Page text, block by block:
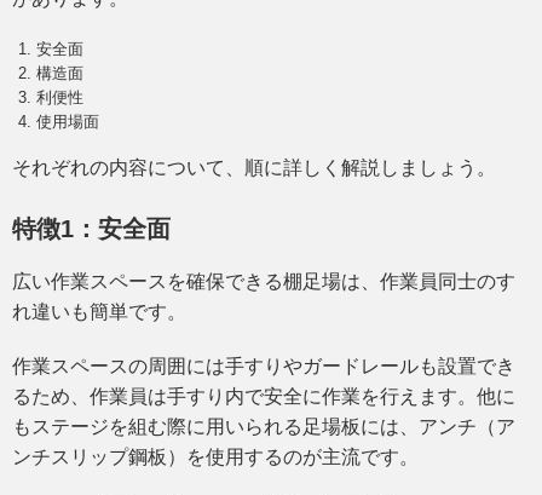
安全面
構造面
利便性
使用場面
それぞれの内容について、順に詳しく解説しましょう。
特徴1：安全面
広い作業スペースを確保できる棚足場は、作業員同士のす
れ違いも簡単です。
作業スペースの周囲には手すりやガードレールも設置でき
るため、作業員は手すり内で安全に作業を行えます。他に
もステージを組む際に用いられる足場板には、アンチ（ア
ンチスリップ鋼板）を使用するのが主流です。